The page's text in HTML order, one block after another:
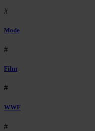
#
Mode
#
Film
#
WWF
#